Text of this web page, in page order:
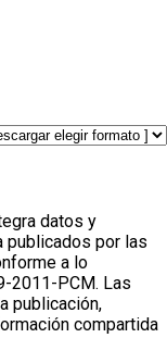
datos y
publicados por las
a lo
2011-PCM. Las
publicación,
compartida